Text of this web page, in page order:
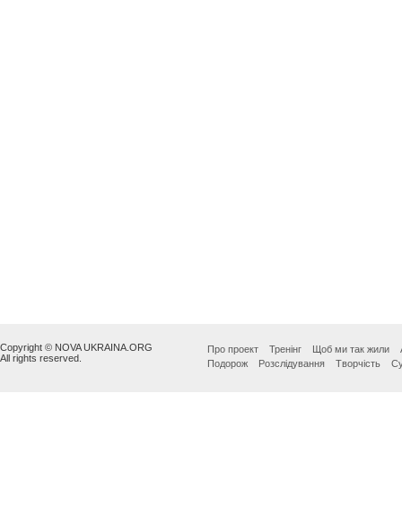
Copyright © NOVA UKRAINA.ORG
All rights reserved.
Про проект Тренінг Щоб ми так жили
Подорож
Розслідування Творчість